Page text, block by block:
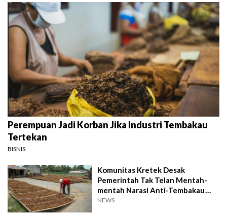
Perempuan Jadi Korban Jika Industri Tembakau
Tertekan
BISNIS
Komunitas Kretek Desak
Pemerintah Tak Telan Mentah-
mentah Narasi Anti-Tembakau
Global
NEWS